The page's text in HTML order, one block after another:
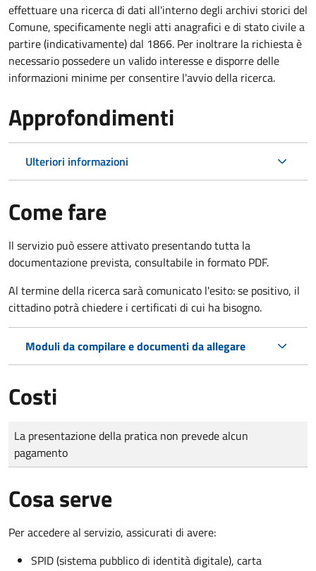
effettuare una ricerca di dati all'interno degli archivi storici del
Comune, specificamente negli atti anagrafici e di stato civile a
partire (indicativamente) dal 1866. Per inoltrare la richiesta è
necessario possedere un valido interesse e disporre delle
informazioni minime per consentire l'avvio della ricerca.
Approfondimenti
Ulteriori informazioni
Come fare
Il servizio può essere attivato presentando tutta la
documentazione prevista, consultabile in formato PDF.
Al termine della ricerca sarà comunicato l'esito: se positivo, il
cittadino potrà chiedere i certificati di cui ha bisogno.
Moduli da compilare e documenti da allegare
Costi
Tipo di pagamento
Importo
La presentazione della pratica non prevede alcun
pagamento
Cosa serve
Per accedere al servizio, assicurati di avere:
SPID (sistema pubblico di identità digitale), carta